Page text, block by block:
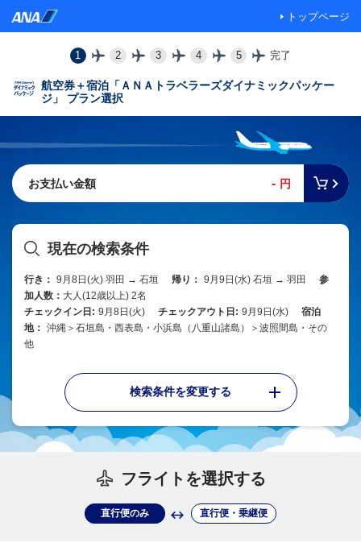
トップページ
1 2 3 4 5 完了
航空券＋宿泊「ＡＮＡトラベラーズダイナミックパッケー
ジ」 プラン選択
お支払い金額 - 円
現在の検索条件
行き： 9月8日(火) 羽田 → 石垣 帰り： 9月9日(水) 石垣 → 羽田
参
加人数： 大人(12歳以上) 2名
チェックイン日: 9月8日(火) チェックアウト日: 9月9日(水)
宿泊
地： 沖縄＞石垣島・西表島・小浜島（八重山諸島）＞波照間島・その
他
検索条件を変更する
フライトを選択する
直行便のみ 直行便・乗継便